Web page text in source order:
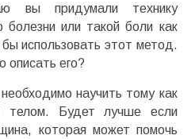
вы придумали технику
или такой боли как
использовать этот метод.
описать его?
научить тому как
телом. Будет лучше если
которая может помочь